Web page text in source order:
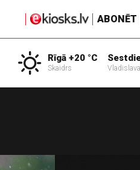
ABONĒT
Rīgā +20 °C
Skaidrs